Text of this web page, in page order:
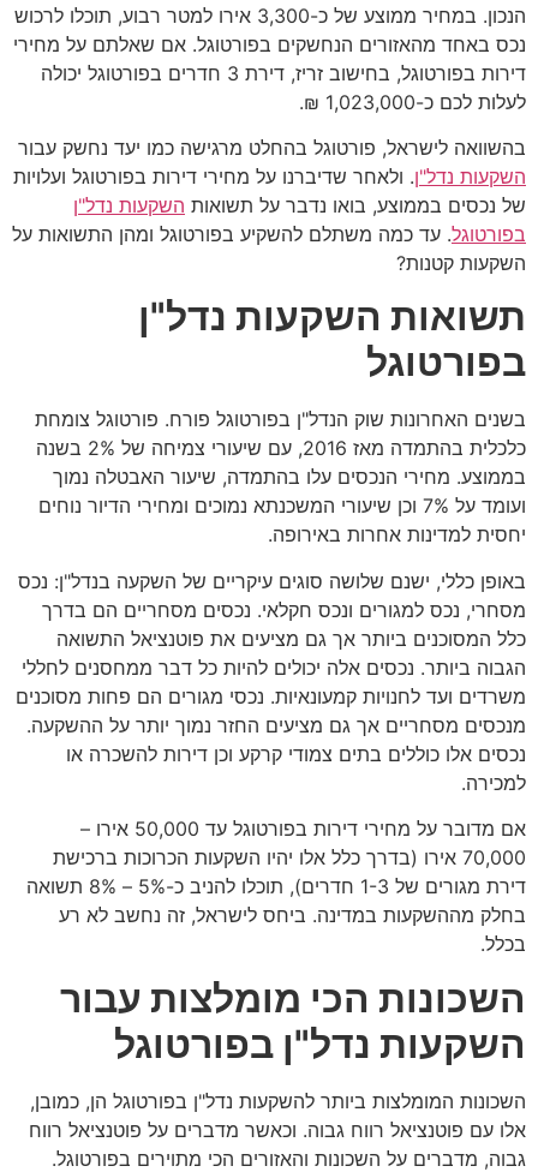
הנכון. במחיר ממוצע של כ-3,300 אירו למטר רבוע, תוכלו לרכוש
נכס באחד מהאזורים הנחשקים בפורטוגל. אם שאלתם על מחירי
דירות בפורטוגל, בחישוב זריז, דירת 3 חדרים בפורטוגל יכולה
לעלות לכם כ-1,023,000 ₪.
בהשוואה לישראל, פורטוגל בהחלט מרגישה כמו יעד נחשק עבור
השקעות נדל"ן. ולאחר שדיברנו על מחירי דירות בפורטוגל ועלויות
של נכסים בממוצע, בואו נדבר על תשואות השקעות נדל"ן
בפורטוגל. עד כמה משתלם להשקיע בפורטוגל ומהן התשואות על
השקעות קטנות?
תשואות השקעות נדל"ן
בפורטוגל
בשנים האחרונות שוק הנדל"ן בפורטוגל פורח. פורטוגל צומחת
כלכלית בהתמדה מאז 2016, עם שיעורי צמיחה של 2% בשנה
בממוצע. מחירי הנכסים עלו בהתמדה, שיעור האבטלה נמוך
ועומד על 7% וכן שיעורי המשכנתא נמוכים ומחירי הדיור נוחים
יחסית למדינות אחרות באירופה.
באופן כללי, ישנם שלושה סוגים עיקריים של השקעה בנדל"ן: נכס
מסחרי, נכס למגורים ונכס חקלאי. נכסים מסחריים הם בדרך
כלל המסוכנים ביותר אך גם מציעים את פוטנציאל התשואה
הגבוה ביותר. נכסים אלה יכולים להיות כל דבר ממחסנים לחללי
משרדים ועד לחנויות קמעונאיות. נכסי מגורים הם פחות מסוכנים
מנכסים מסחריים אך גם מציעים החזר נמוך יותר על ההשקעה.
נכסים אלו כוללים בתים צמודי קרקע וכן דירות להשכרה או
למכירה.
אם מדובר על מחירי דירות בפורטוגל עד 50,000 אירו –
70,000 אירו (בדרך כלל אלו יהיו השקעות הכרוכות ברכישת
דירת מגורים של 1-3 חדרים), תוכלו להניב כ-5% – 8% תשואה
בחלק מההשקעות במדינה. ביחס לישראל, זה נחשב לא רע
בכלל.
השכונות הכי מומלצות עבור
השקעות נדל"ן בפורטוגל
השכונות המומלצות ביותר להשקעות נדל"ן בפורטוגל הן, כמובן,
אלו עם פוטנציאל רווח גבוה. וכאשר מדברים על פוטנציאל רווח
גבוה, מדברים על השכונות והאזורים הכי מתוירים בפורטוגל.